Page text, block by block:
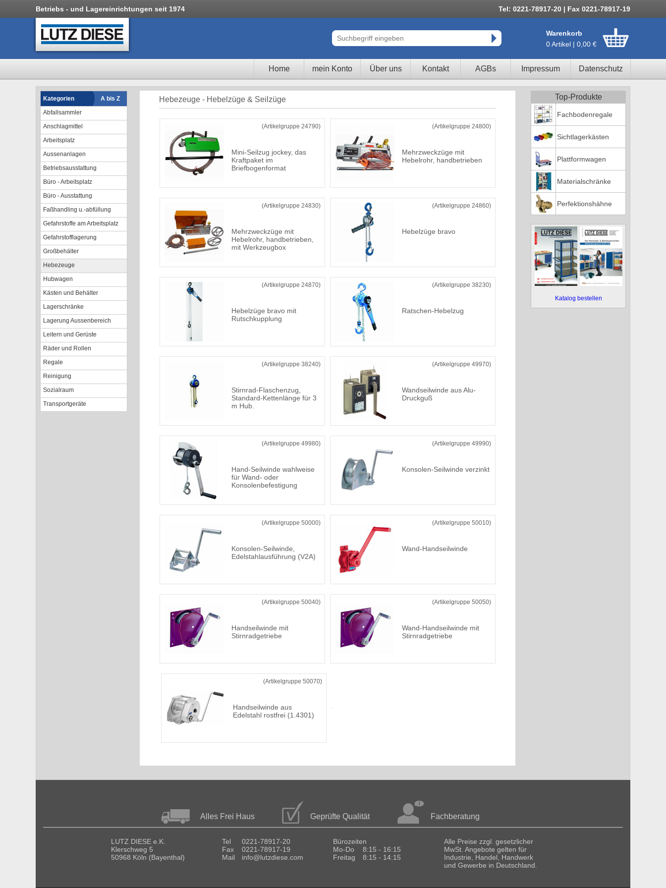
Betriebs - und Lagereinrichtungen seit 1974 Tel: 0221-78917-20 | Fax 0221-78917-19
Warenkorb
0 Artikel | 0,00 €
Home mein Konto Über uns Kontakt AGBs Impressum Datenschutz
Kategorien
A bis Z
Abfallsammler
Anschlagmittel
Arbeitsplatz
Aussenanlagen
Betriebsausstattung
Büro - Arbeitsplatz
Büro - Ausstattung
Faßhandling u.-abfüllung
Gefahrstoffe am Arbeitsplatz
Gefahrstofflagerung
Großbehälter
Hebezeuge
Hubwagen
Kästen und Behälter
Lagerschränke
Lagerung Aussenbereich
Leitern und Gerüste
Räder und Rollen
Regale
Reinigung
Sozialraum
Transportgeräte
Hebezeuge - Hebelzüge & Seilzüge
(Artikelgruppe 24790)
Mini-Seilzug jockey, das
Kraftpaket im
Briefbogenformat
(Artikelgruppe 24800)
Mehrzweckzüge mit
Hebelrohr, handbetrieben
(Artikelgruppe 24830)
Mehrzweckzüge mit
Hebelrohr, handbetrieben,
mit Werkzeugbox
(Artikelgruppe 24860)
Hebelzüge bravo
(Artikelgruppe 24870)
Hebelzüge bravo mit
Rutschkupplung
(Artikelgruppe 38230)
Ratschen-Hebelzug
(Artikelgruppe 38240)
Stirnrad-Flaschenzug,
Standard-Kettenlänge für 3
m Hub.
(Artikelgruppe 49970)
Wandseilwinde aus Alu-
Druckguß
(Artikelgruppe 49980)
Hand-Seilwinde wahlweise
für Wand- oder
Konsolenbefestigung
(Artikelgruppe 49990)
Konsolen-Seilwinde verzinkt
(Artikelgruppe 50000)
Konsolen-Seilwinde,
Edelstahlausführung (V2A)
(Artikelgruppe 50010)
Wand-Handseilwinde
(Artikelgruppe 50040)
Handseilwinde mit
Stirnradgetriebe
(Artikelgruppe 50050)
Wand-Handseilwinde mit
Stirnradgetriebe
(Artikelgruppe 50070)
Handseilwinde aus
Edelstahl rostfrei (1.4301)
Top-Produkte
Fachbodenregale
Sichtlagerkästen
Plattformwagen
Materialschränke
Perfektionshähne
Katalog bestellen
Alles Frei Haus Geprüfte Qualität Fachberatung
LUTZ DIESE e.K.
Klerschweg 5
50968 Köln (Bayenthal)
Tel
0221-78917-20
Fax
0221-78917-19
Mail
info@lutzdiese.com
Bürozeiten
Mo-Do
8:15 - 16:15
Freitag
8:15 - 14:15
Alle Preise zzgl. gesetzlicher
MwSt. Angebote gelten für
Industrie, Handel, Handwerk
und Gewerbe in Deutschland.